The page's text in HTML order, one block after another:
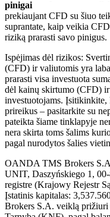
pinigai
prekiaujant CFD su šiuo
suprantate, kaip veikia
riziką prarasti savo pinigus.
Ispėjimas dėl rizikos:
(CFD) ir valiutomis yra
prarasti visa investuota
dėl kainų skirtumo (CFD)
investuotojams. Įsitikinkite,
prireikus – pasitarkite su
pateikta šiame tinklapyje
nera skirta toms šalims
pagal nurodytos šalies
OANDA TMS Brokers
UNIT, Daszyńskiego 1,
registre (Krajowy Rejestr
Įstatinis kapitalas:
Brokers S.A. veiklą